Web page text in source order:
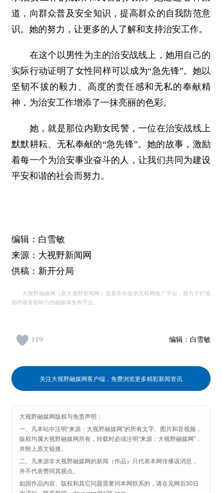
道，向群众普及安全知识，提高群众的自我防范意
识。她的努力，让更多的人了解和支持治安工作。
在这个以男性为主的治安战线上，她用自己的
实际行动证明了女性同样可以成为“急先锋”。她以
坚韧不拔的毅力、高度的责任感和无私的奉献精
神，为治安工作增添了一抹亮丽的色彩。
她，就是那位内勤女民警，一位在治安战线上
默默耕耘、无私奉献的“急先锋”。她的故事，激励
着每一个为治安事业奋斗的人，让我们共同为建设
平安和谐的社会而努力。
编辑：白雪敏
来源：大视野新闻网
供稿：新开分局
大视野融媒网（原大视野新闻网）是最富价值的互联网推广平台，致力于打造
国内最有影响力的融媒体发布平台。
编辑： 白雪敏
119
关注大视野融媒网客户端，免费浏览更多精彩新闻资讯
大视野融媒网版权与免责声明：
一、凡本站中注明“来源：大视野融媒网”的所有文字、图片和音视频，
版权均属大视野融媒网所有，转载时必须注明“来源：大视野融媒网”，
并附上原文链接。
二、凡来源非大视野融媒网的新闻（作品）只代表本网传播该消息，
并不代表赞同其观点。
如因作品内容、版权和其它问题需要同本网联系的，请在见网后30日